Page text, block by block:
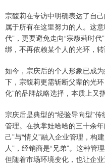
宗馥莉在专访中明确表达了自
属于所有在这里努力的人。这
代”，更要避免走向“宗馥莉时
绑，不再依赖某个人的光环，
如今，宗庆后的个人形象已成
下，宗馥莉更需斩断父辈的光
化”的品牌战略选择，本质上又
宗庆后是典型的“经验导向型”
管理。在执掌娃哈哈的三十余
己”与“情义”融入企业管理，构
人”，经销商是“兄弟”。这种管
但随着市场环境变化，也让企业